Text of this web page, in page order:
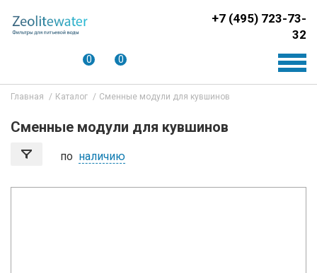
+7 (495) 723-73-
32
0 0
Главная Каталог Сменные модули для кувшинов
Сменные модули для кувшинов
по наличию